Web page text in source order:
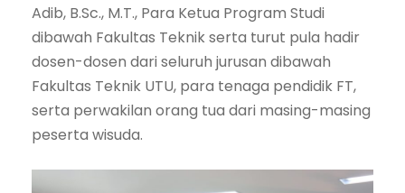
Adib, B.Sc., M.T., Para Ketua Program Studi
dibawah Fakultas Teknik serta turut pula hadir
dosen-dosen dari seluruh jurusan dibawah
Fakultas Teknik UTU, para tenaga pendidik FT,
serta perwakilan orang tua dari masing-masing
peserta wisuda.